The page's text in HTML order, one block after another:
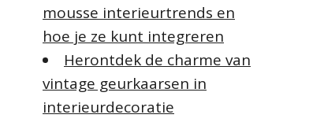
mousse interieurtrends en
hoe je ze kunt integreren
Herontdek de charme van
vintage geurkaarsen in
interieurdecoratie